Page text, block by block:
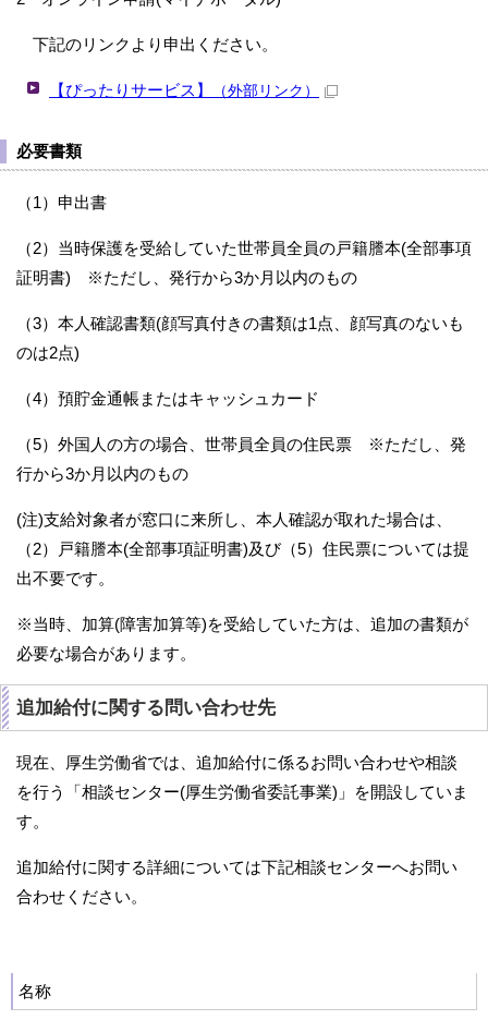
下記のリンクより申出ください。
【ぴったりサービス】 （外部リンク）
必要書類
（1）申出書
（2）当時保護を受給していた世帯員全員の戸籍謄本(全部事項
証明書) ※ただし、発行から3か月以内のもの
（3）本人確認書類(顔写真付きの書類は1点、顔写真のないも
のは2点)
（4）預貯金通帳またはキャッシュカード
（5）外国人の方の場合、世帯員全員の住民票 ※ただし、発
行から3か月以内のもの
(注)支給対象者が窓口に来所し、本人確認が取れた場合は、
（2）戸籍謄本(全部事項証明書)及び（5）住民票については提
出不要です。
※当時、加算(障害加算等)を受給していた方は、追加の書類が
必要な場合があります。
追加給付に関する問い合わせ先
現在、厚生労働省では、追加給付に係るお問い合わせや相談
を行う「相談センター(厚生労働省委託事業)」を開設していま
す。
追加給付に関する詳細については下記相談センターへお問い
合わせください。
名称